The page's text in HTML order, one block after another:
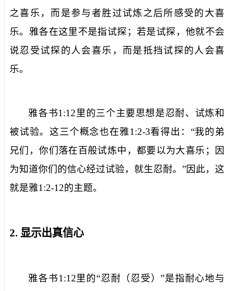
之喜乐 ，而是参与者胜过试炼之后所感受的大喜
乐。雅各在这里不是指试探；若是试探 ，他就不会
说忍受试探的人会喜乐，而是抵挡试探的人 会喜
乐。
雅各书1:12里的三个主要思想是忍耐、试炼和
被试验。这三个概念也在雅1:2-3看得出 ： “我的弟
兄们，你们落在百般试炼中，都要以为大喜乐 ；
因
为知道你们的信心经过试验，就生忍耐。 ”因此， 这
就是雅1:2-12的主题。
2. 显示出真信心
雅各书1:12里的“忍耐（忍受）”是指耐心地与